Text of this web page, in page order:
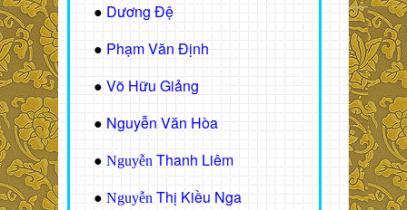
● Dương Đệ
● Phạm Văn Định
● Võ Hữu Giảng
● Nguyễn Văn Hòa
● Nguyễn Thanh Liêm
● Nguyễn Thị Kiều Nga